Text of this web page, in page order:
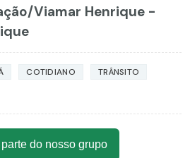
Viamar Henrique -
COTIDIANO
TRÂNSITO
do nosso grupo